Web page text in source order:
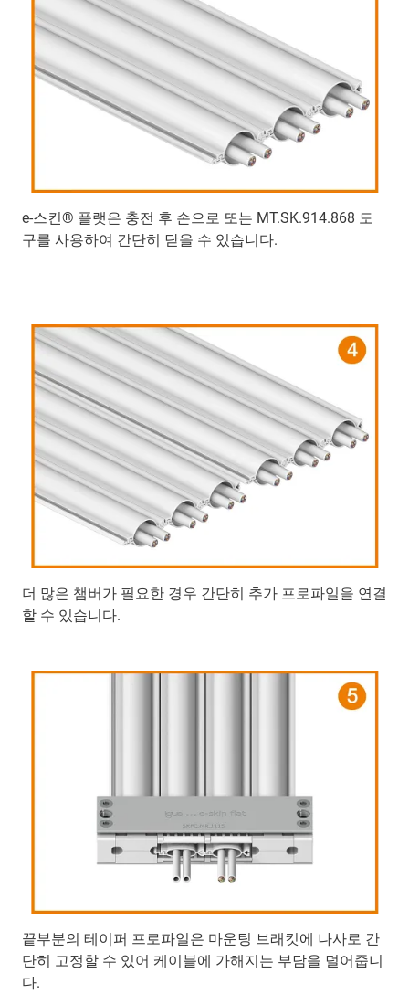
e-스킨® 플랫은 충전 후 손으로 또는 MT.SK.914.868 도
구를 사용하여 간단히 닫을 수 있습니다.
더 많은 챔버가 필요한 경우 간단히 추가 프로파일을 연결
할 수 있습니다.
끝부분의 테이퍼 프로파일은 마운팅 브래킷에 나사로 간
단히 고정할 수 있어 케이블에 가해지는 부담을 덜어줍니
다.